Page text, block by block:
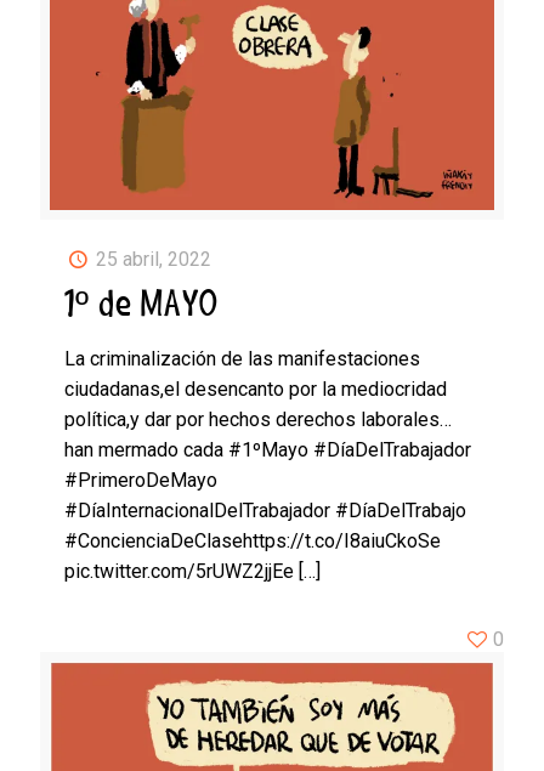
25 abril, 2022
1º de MAYO
La criminalización de las manifestaciones
ciudadanas,el desencanto por la mediocridad
política,y dar por hechos derechos laborales…
han mermado cada #1ºMayo #DíaDelTrabajador
#PrimeroDeMayo
#DíaInternacionalDelTrabajador #DíaDelTrabajo
#ConcienciaDeClasehttps://t.co/I8aiuCkoSe
pic.twitter.com/5rUWZ2jjEe […]
0